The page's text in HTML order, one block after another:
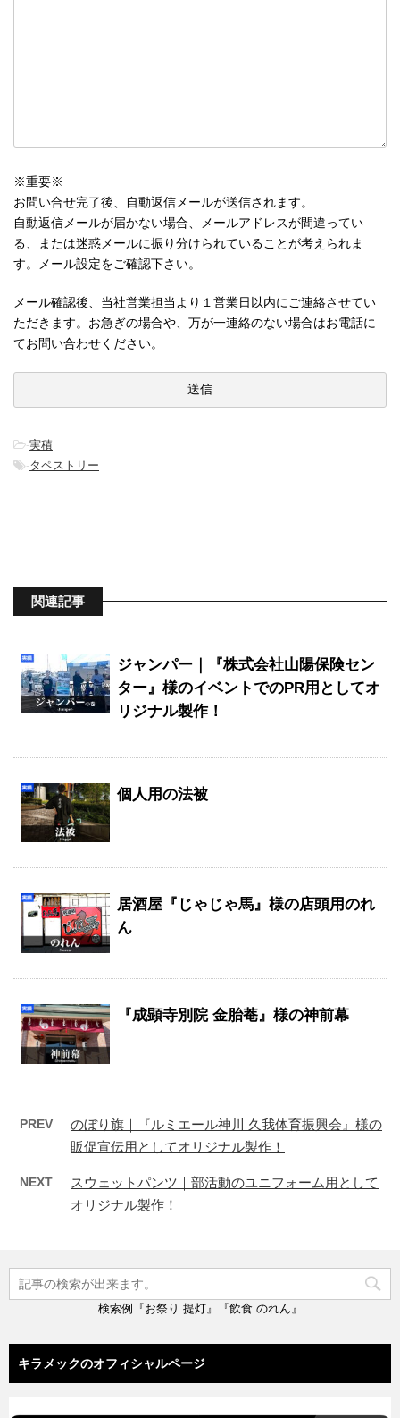
※重要※
お問い合せ完了後、自動返信メールが送信されます。
自動返信メールが届かない場合、メールアドレスが間違ってい
る、または迷惑メールに振り分けられていることが考えられま
す。メール設定をご確認下さい。
メール確認後、当社営業担当より１営業日以内にご連絡させてい
ただきます。お急ぎの場合や、万が一連絡のない場合はお電話に
てお問い合わせください。
-実積
-タペストリー
関連記事
ジャンパー｜『株式会社山陽保険セン
ター』様のイベントでのPR用としてオ
リジナル製作！
個人用の法被
居酒屋『じゃじゃ馬』様の店頭用のれ
ん
『成顕寺別院 金胎菴』様の神前幕
PREV
のぼり旗｜『ルミエール神川 久我体育振興会』様の
販促宣伝用としてオリジナル製作！
NEXT
スウェットパンツ｜部活動のユニフォーム用として
オリジナル製作！
検索例『お祭り 提灯』『飲食 のれん』
キラメックのオフィシャルページ